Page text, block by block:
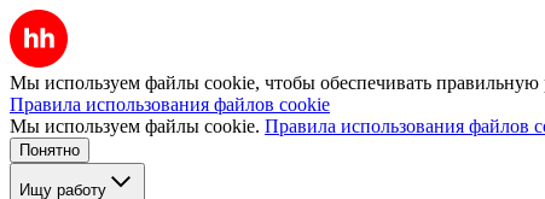
Мы используем файлы cookie, чтобы обеспечивать правильную
Правила использования файлов cookie
Мы используем файлы cookie. Правила использования файлов
Понятно
Ищу работу